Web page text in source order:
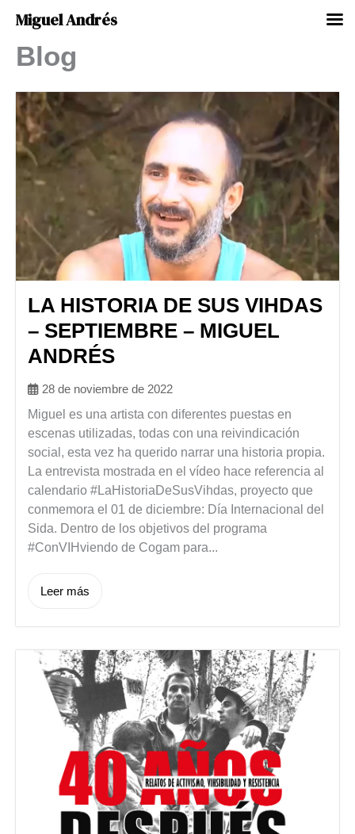
Blog
LA HISTORIA DE SUS VIHDAS
– SEPTIEMBRE – MIGUEL
ANDRÉS
28 de noviembre de 2022
Miguel es una artista con diferentes puestas en
escenas utilizadas, todas con una reivindicación
social, esta vez ha querido narrar una historia propia.
La entrevista mostrada en el vídeo hace referencia al
calendario #LaHistoriaDeSusVihdas, proyecto que
conmemora el 01 de diciembre: Día Internacional del
Sida. Dentro de los objetivos del programa
#ConVIHviendo de Cogam para...
Leer más
Miguel Andrés